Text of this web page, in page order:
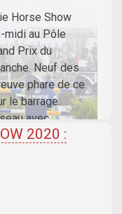
Horse Show
midi au Pôle
Prix du
Neuf des
phare de ce
le barrage.
avec
s’élancer
2020 :